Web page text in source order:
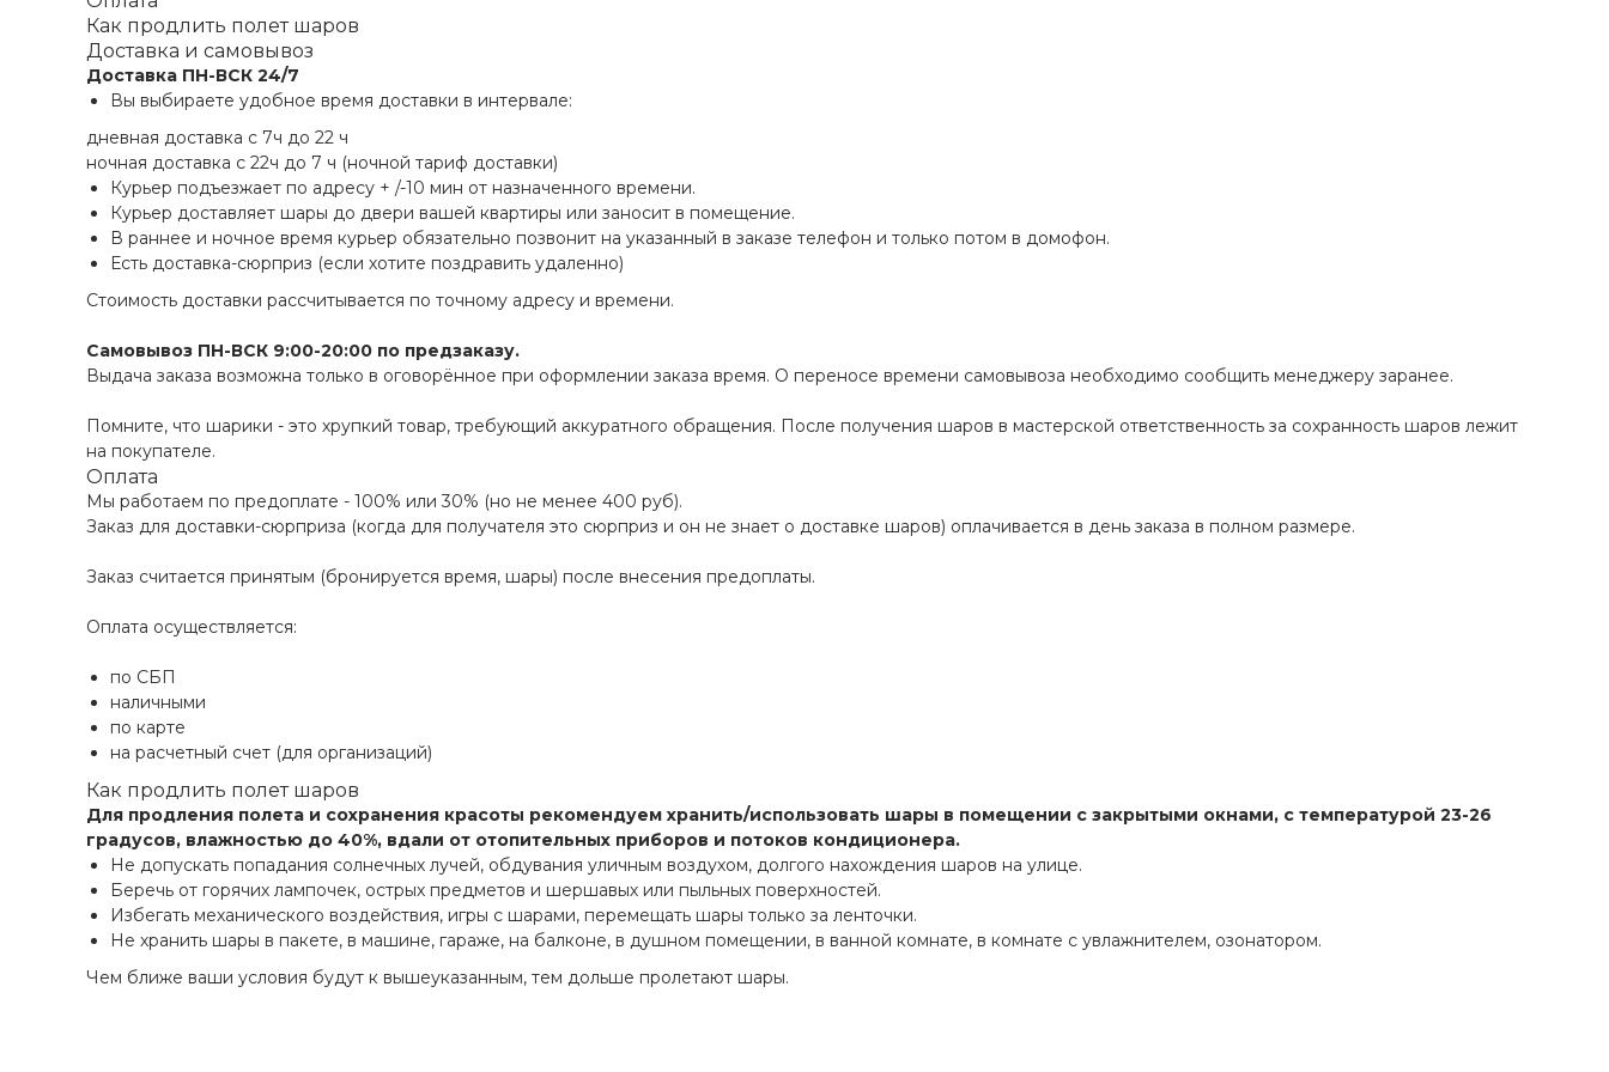
Как продлить полет шаров
Доставка и самовывоз
Доставка ПН-ВСК 24/7
Вы выбираете удобное время доставки в интервале:
дневная доставка с 7ч до 22 ч
ночная доставка с 22ч до 7 ч (ночной тариф доставки)
Курьер подъезжает по адресу + /-10 мин от назначенного времени.
Курьер доставляет шары до двери вашей квартиры или заносит в помещение.
В раннее и ночное время курьер обязательно позвонит на указанный в заказе телефон и только потом в домофон.
Есть доставка-сюрприз (если хотите поздравить удаленно)
Стоимость доставки рассчитывается по точному адресу и времени.
Самовывоз ПН-ВСК 9:00-20:00 по предзаказу.
Выдача заказа возможна только в оговорённое при оформлении заказа время. О переносе времени самовывоза необходимо сообщить менеджеру заранее.
Помните, что шарики - это хрупкий товар, требующий аккуратного обращения. После получения шаров в мастерской ответственность за сохранность шаров лежит
на покупателе.
Оплата
Мы работаем по предоплате - 100% или 30% (но не менее 400 руб).
Заказ для доставки-сюрприза (когда для получателя это сюрприз и он не знает о доставке шаров) оплачивается в день заказа в полном размере.
Заказ считается принятым (бронируется время, шары) после внесения предоплаты.
Оплата осуществляется:
по СБП
наличными
по карте
на расчетный счет (для организаций)
Как продлить полет шаров
Для продления полета и сохранения красоты рекомендуем хранить/использовать шары в помещении с закрытыми окнами, с температурой 23-26
градусов, влажностью до 40%, вдали от отопительных приборов и потоков кондиционера.
Не допускать попадания солнечных лучей, обдувания уличным воздухом, долгого нахождения шаров на улице.
Беречь от горячих лампочек, острых предметов и шершавых или пыльных поверхностей.
Избегать механического воздействия, игры с шарами, перемещать шары только за ленточки.
Не хранить шары в пакете, в машине, гараже, на балконе, в душном помещении, в ванной комнате, в комнате с увлажнителем, озонатором.
Чем ближе ваши условия будут к вышеуказанным, тем дольше пролетают шары.